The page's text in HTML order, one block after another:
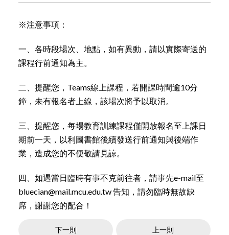
※注意事項：
一、各時段場次、地點，如有異動，請以實際寄送的
課程行前通知為主。
二、提醒您，Teams線上課程，若開課時間逾10分
鐘，未有報名者上線，該場次將予以取消。
三、提醒您，每場教育訓練課程僅開放報名至上課日
期前一天，以利圖書館後續發送行前通知與後端作
業，造成您的不便敬請見諒。
四、如遇當日臨時有事不克前往者，請事先e-mail至
bluecian@mail.mcu.edu.tw 告知，請勿臨時無故缺
席，謝謝您的配合！
下一則 上一則